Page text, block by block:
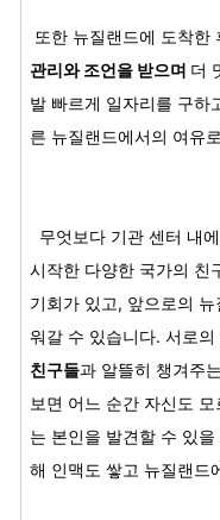
또한 뉴질랜드에 도착한
관리와 조언을 받으며 더
발 빠르게 일자리를 구하
른 뉴질랜드에서의 여유
무엇보다 기관 센터 내
시작한 다양한 국가의 친
기회가 있고, 앞으로의
워갈 수 있습니다. 서로
친구들과 알뜰히 챙겨주는
보면 어느 순간 자신도
는 본인을 발견할 수 있
해 인맥도 쌓고 뉴질랜드